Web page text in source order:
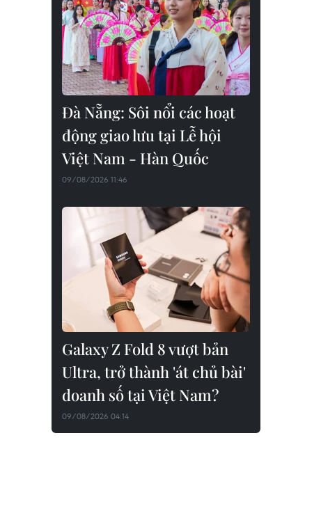
Đà Nẵng: Sôi nổi các hoạt
động giao lưu tại Lễ hội
Việt Nam - Hàn Quốc
09/08/2026 11:46
Galaxy Z Fold 8 vượt bản
Ultra, trở thành 'át chủ bài'
doanh số tại Việt Nam?
09/08/2026 04:14